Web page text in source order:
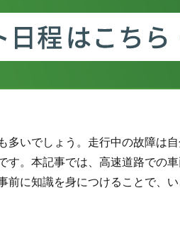
いでしょう。走行中の故障は
。本記事では、高速道路での
に知識を身につけることで、